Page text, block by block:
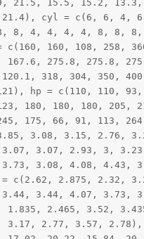
21.5, 15.5, 15.2,
21.4), cyl = c(6, 6, 4,
8, 4, 4, 4, 4, 8, 8,
c(160, 160, 108, 258,
167.6, 275.8, 275.8,
318, 304, 350,
hp = c(110, 110,
180, 180, 180, 205,
175, 66, 91, 113,
3.08, 3.15, 2.76,
3.07, 2.93, 3,
3.08, 4.08, 4.43,
c(2.62, 2.875, 2.32,
3.44, 4.07, 3.73,
1.835, 2.465, 3.52,
3.17, 2.77, 3.57,